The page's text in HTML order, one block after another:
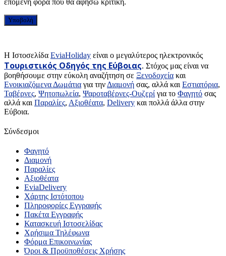
H Ιστοσελίδα EviaHoliday είναι ο μεγαλύτερος ηλεκτρονικός
Τουριστικός Οδηγός της Εύβοιας. Στόχος μας είναι να
βοηθήσουμε στην εύκολη αναζήτηση σε Ξενοδοχεία και
Ενοικιαζόμενα Δωμάτια για την Διαμονή σας, αλλά και Εστιατόρια,
Ταβέρνες, Ψητοπωλεία, Ψαροταβέρνες-Ουζερί για το Φαγητό σας
αλλά και Παραλίες, Αξιοθέατα, Delivery και πολλά άλλα στην
Εύβοια.
Σύνδεσμοι
Φαγητό
Διαμονή
Παραλίες
Αξιοθέατα
EviaDelivery
Χάρτης Ιστότοπου
Πληροφορίες Εγγραφής
Πακέτα Εγγραφής
Κατασκευή Ιστοσελίδας
Χρήσιμα Τηλέφωνα
Φόρμα Επικοινωνίας
Όροι & Προϋποθέσεις Xρήσης